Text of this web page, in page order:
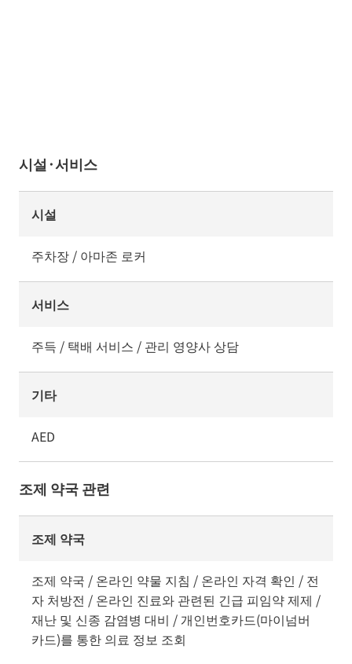
시설·서비스
시설
주차장 / 아마존 로커
서비스
주득 / 택배 서비스 / 관리 영양사 상담
기타
AED
조제 약국 관련
조제 약국
조제 약국 / 온라인 약물 지침 / 온라인 자격 확인 / 전
자 처방전 / 온라인 진료와 관련된 긴급 피임약 제제 /
재난 및 신종 감염병 대비 / 개인번호카드(마이넘버
카드)를 통한 의료 정보 조회